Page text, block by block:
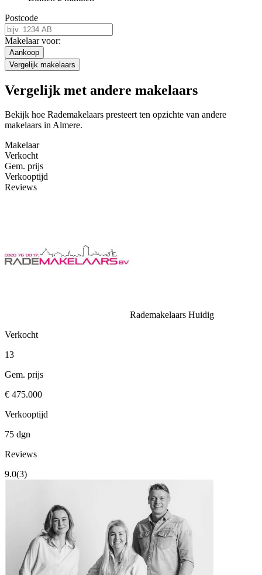
Postcode
Makelaar voor:
Aankoop
Vergelijk makelaars
Vergelijk met andere makelaars
Bekijk hoe Rademakelaars presteert ten opzichte van andere
makelaars in Almere.
Makelaar
Verkocht
Gem. prijs
Verkooptijd
Reviews
RademakelaarsHuidig
Verkocht
13
Gem. prijs
€ 475.000
Verkooptijd
75 dgn
Reviews
9.0(3)